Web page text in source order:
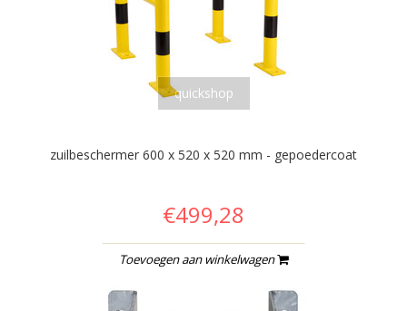
quickshop
zuilbeschermer 600 x 520 x 520 mm - gepoedercoat
€499,28
Toevoegen aan winkelwagen